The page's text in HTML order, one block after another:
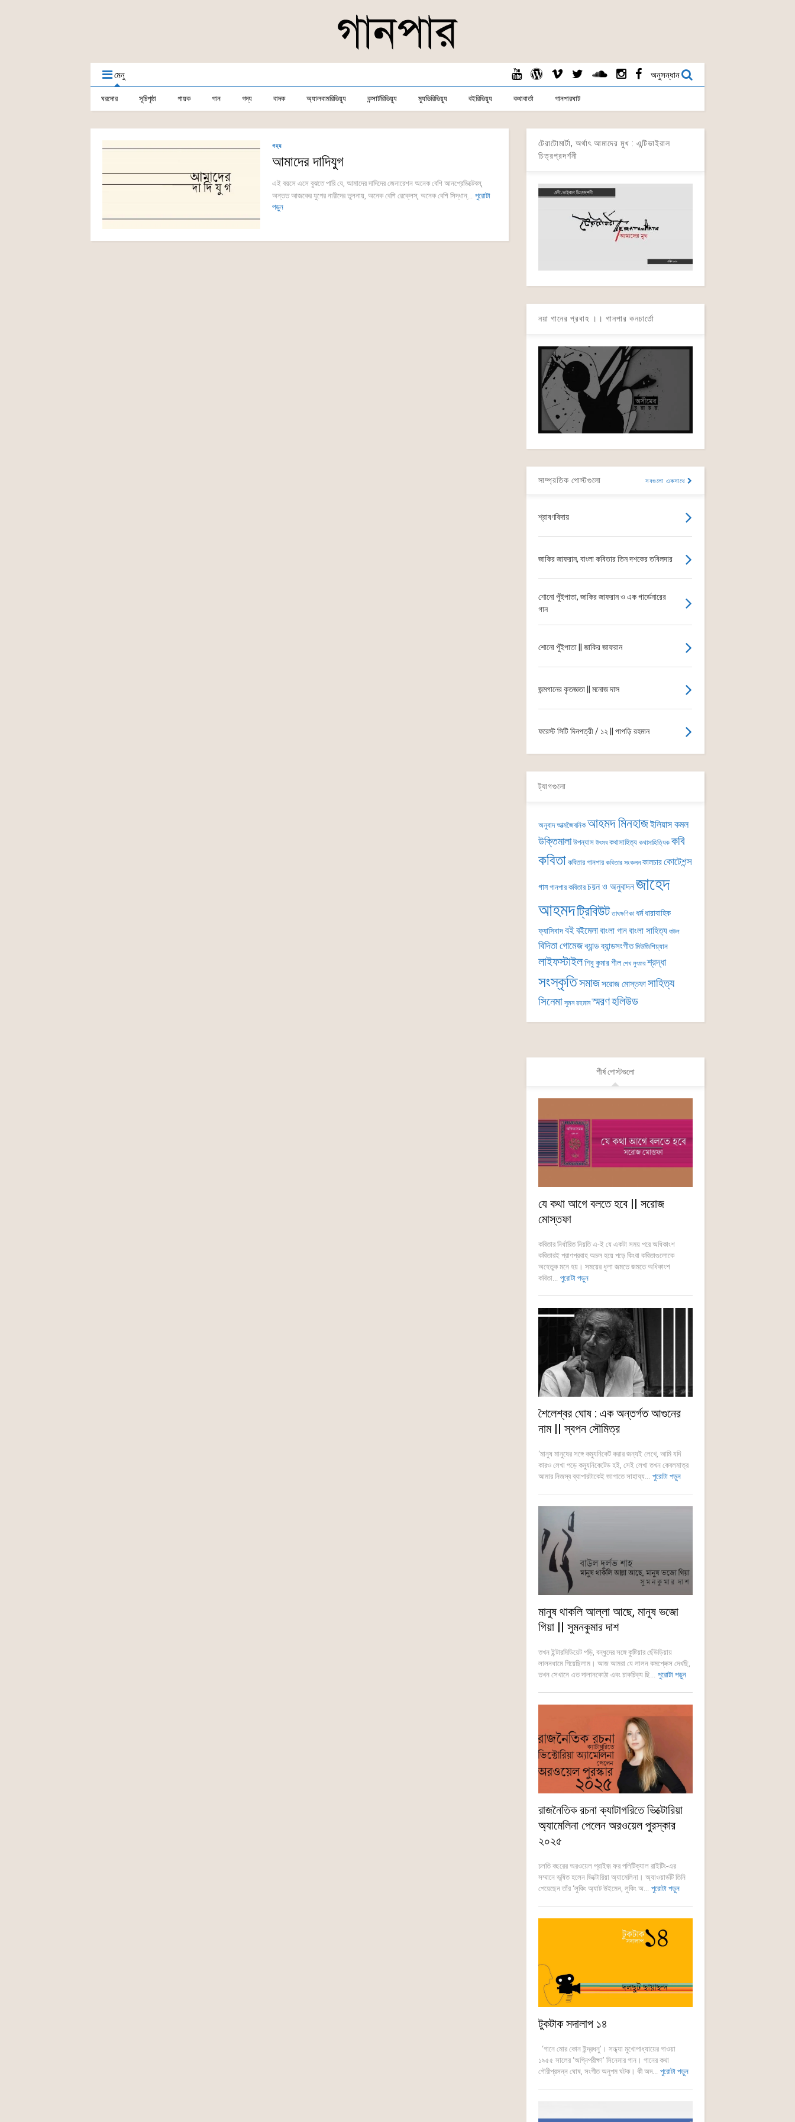
মেনু অনুসন্ধান
ঘরদোর সূচিপৃষ্ঠা গায়ক গান গদ্য বাদক অ্যালবামরিভিয়্যু কন্সার্টরিভিয়্যু ম্যুভিরিভিয়্যু বইরিভিয়্যু কথাবার্তা গানপারঘাট
গদ্য
আমাদের দাদিযুগ
এই বয়সে এসে বুঝতে পারি যে, আমাদের দাদিদের জেনারেশন অনেক বেশি আনপ্রেডিক্টেবল্,
অন্তত আজকের যুগের নারীদের তুলনায়, অনেক বেশি রেক্লেস্, অনেক বেশি সিদ্ধান্... পুরোটা
পড়ুন
টেরাটোমার্টা, অর্থাৎ আমাদের মুখ : এন্টিভাইরাল
চিত্রপ্রদর্শনী
নয়া গানের প্রবাহ ।। গানপার কনচার্তো
সাম্প্রতিক পোস্টগুলো সবগুলো একসাথে
শ্রাবণবিদায়
জাকির জাফরান, বাংলা কবিতার তিন দশকের তবিলদার
শোনো পুঁইপাতা, জাকির জাফরান ও এক গার্ডেনারের
গান
শোনো পুঁইপাতা || জাকির জাফরান
জন্মগানের কৃতজ্ঞতা || মনোজ দাস
ফরেস্ট সিটি দিনপত্রী / ১২ || পাপড়ি রহমান
ট্যাগগুলো
অনুবাদ আত্মজৈবনিক আহমদ মিনহাজইলিয়াস কমল
উক্তিমালা উপন্যাস উৎসব কথাসাহিত্য কথাসাহিত্যিক কবি
কবিতা কবিতার গানপার কবিতার সংকলন কালচারকোটেশন্স
গান গানপার কবিতার চয়ন ও অনুবাদনজাহেদ
আহমদট্রিবিউট তাৎক্ষণিকা ধর্ম ধারাবাহিক
ফ্যাসিবাদবইবইমেলাবাংলা গানবাংলা সাহিত্য বাউল
বিদিতা গোমেজব্যান্ডব্যান্ডসংগীত মিউজিশিয়্যান
লাইফস্টাইলশিবু কুমার শীল শেখ লুৎফর শ্রদ্ধা
সংস্কৃতিসমাজসরোজ মোস্তফাসাহিত্য
সিনেমা সুমন রহমান স্মরণহলিউড
শীর্ষ পোস্টগুলো
যে কথা আগে বলতে হবে || সরোজ
মোস্তফা
কবিতার নির্ধারিত নিয়তি এ-ই যে একটা সময় পরে অধিকাংশ
কবিতারই প্রাণপ্রবাহ অচল হয়ে পড়ে কিংবা কবিতাগুলোকে
অহেতুক মনে হয়। সময়ের ধুলা জমতে জমতে অধিকাংশ
কবিতা... পুরোটা পড়ুন
শৈলেশ্বর ঘোষ : এক অন্তর্গত আগুনের
নাম || স্বপন সৌমিত্র
‘মানুষ মানুষের সঙ্গে কম্যুনিকেট করার জন্যই লেখে, আমি যদি
কারও লেখা পড়ে কম্যুনিকেটেড হই, সেই লেখা তখন কেবলমাত্র
আমার নিজস্ব ব্যাপারটাকেই জাগাতে সাহায্য... পুরোটা পড়ুন
মানুষ থাকলি আল্লা আছে, মানুষ ভজো
গিয়া || সুমনকুমার দাশ
তখন ইন্টারমিডিয়েট পড়ি, বন্ধুদের সঙ্গে কুষ্টিয়ার ছেঁউড়িয়ায়
লালনধামে গিয়েছিলাম। আজ আমরা যে লালন কমপ্লেক্স দেখছি,
তখন সেখানে এত দালানকোঠা এবং চাকচিক্য ছি... পুরোটা পড়ুন
রাজনৈতিক রচনা ক্যাটাগরিতে ভিক্টোরিয়া
অ্যামেলিনা পেলেন অরওয়েল পুরস্কার
২০২৫
চলতি বছরের অরওয়েল প্রাইজ় ফর পলিটিক্যাল রাইটিং-এর
সম্মানে ভূষিত হলেন ভিক্টোরিয়া অ্যামেলিনা। অ্যাওয়ার্ডটি তিনি
পেয়েছেন তাঁর ‘লুকিং অ্যাট উইমেন, লুকিং অ... পুরোটা পড়ুন
টুকটাক সদালাপ ১৪
‘গানে মোর কোন ইন্দ্রধনু’। সন্ধ্যা মুখোপাধ্যায়ের গাওয়া
১৯৫৫ সালের ‘অগ্নিপরীক্ষা’ সিনেমার গান। গানের কথা
গৌরীপ্রসন্ন ঘোষ, সংগীত অনুপম ঘটক। কী অদ... পুরোটা পড়ুন